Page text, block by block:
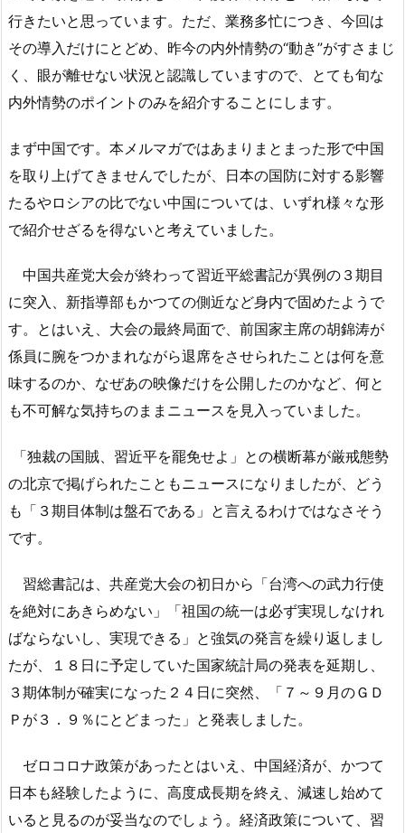
行きたいと思っています。ただ、業務多忙につき、今回は
その導入だけにとどめ、昨今の内外情勢の“動き”がすさまじ
く、眼が離せない状況と認識していますので、とても旬な
内外情勢のポイントのみを紹介することにします。
まず中国です。本メルマガではあまりまとまった形で中国
を取り上げてきませんでしたが、日本の国防に対する影響
たるやロシアの比でない中国については、いずれ様々な形
で紹介せざるを得ないと考えていました。
中国共産党大会が終わって習近平総書記が異例の３期目
に突入、新指導部もかつての側近など身内で固めたようで
す。とはいえ、大会の最終局面で、前国家主席の胡錦涛が
係員に腕をつかまれながら退席をさせられたことは何を意
味するのか、なぜあの映像だけを公開したのかなど、何と
も不可解な気持ちのままニュースを見入っていました。
「独裁の国賊、習近平を罷免せよ」との横断幕が厳戒態勢
の北京で掲げられたこともニュースになりましたが、どう
も「３期目体制は盤石である」と言えるわけではなさそう
です。
習総書記は、共産党大会の初日から「台湾への武力行使
を絶対にあきらめない」「祖国の統一は必ず実現しなけれ
ばならないし、実現できる」と強気の発言を繰り返しまし
たが、１８日に予定していた国家統計局の発表を延期し、
３期体制が確実になった２４日に突然、「７～９月のＧＤ
Ｐが３．９％にとどまった」と発表しました。
ゼロコロナ政策があったとはいえ、中国経済が、かつて
日本も経験したように、高度成長期を終え、減速し始めて
いると見るのが妥当なのでしょう。経済政策について、習